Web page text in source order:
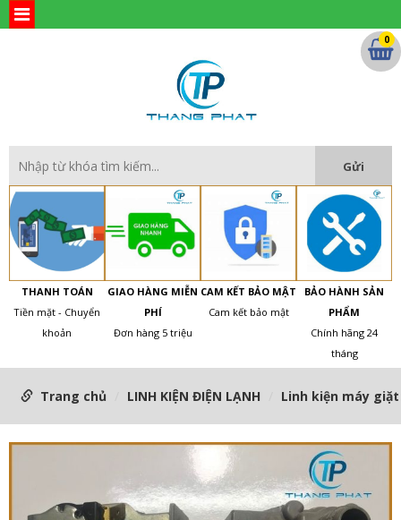
THANH TOÁN
Tiền mặt - Chuyển
khoản
GIAO HÀNG MIỄN
PHÍ
Đơn hàng 5 triệu
CAM KẾT BẢO MẬT
Cam kết bảo mật
BẢO HÀNH SẢN
PHẨM
Chính hãng 24
tháng
0
Trang chủ LINH KIỆN ĐIỆN LẠNH Linh kiện máy giặt